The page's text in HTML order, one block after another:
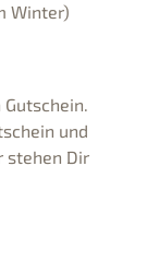
Winter)
und
stehen Dir